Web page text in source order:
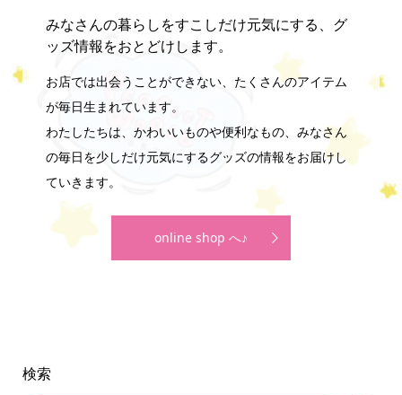
みなさんの暮らしをすこしだけ元気にする、グ
ッズ情報をおとどけします。
お店では出会うことができない、たくさんのアイテム
が毎日生まれています。
わたしたちは、かわいいものや便利なもの、みなさん
の毎日を少しだけ元気にするグッズの情報をお届けし
ていきます。
online shop へ♪
検索